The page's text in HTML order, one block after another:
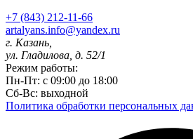
+7 (843) 212-11-66
artalyans.info@yandex.ru
г. Казань,
ул. Гладилова, д. 52/1
Режим работы:
Пн-Пт: с 09:00 до 18:00
Сб-Вс: выходной
Политика обработки персональных